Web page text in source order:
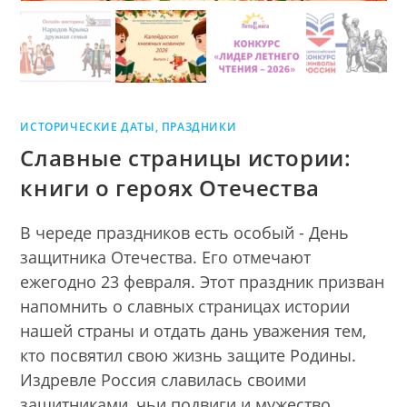
ИСТОРИЧЕСКИЕ ДАТЫ, ПРАЗДНИКИ
Славные страницы истории:
книги о героях Отечества
В череде праздников есть особый - День
защитника Отечества. Его отмечают
ежегодно 23 февраля. Этот праздник призван
напомнить о славных страницах истории
нашей страны и отдать дань уважения тем,
кто посвятил свою жизнь защите Родины.
Издревле Россия славилась своими